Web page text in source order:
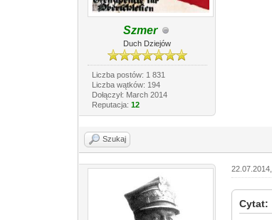
Szmer
Duch Dziejów
Liczba postów: 1 831
Liczba wątków: 194
Dołączył: March 2014
Reputacja: 12
Szukaj
Cytat: